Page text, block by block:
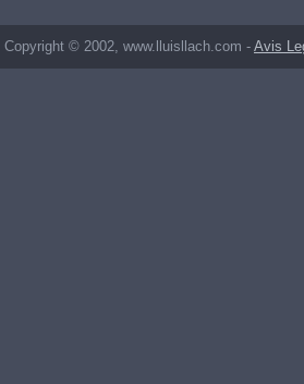
Copyright © 2002, www.lluisllach.com - Avis